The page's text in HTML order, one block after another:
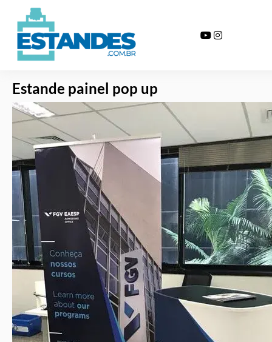
Estande painel pop up
Home >>Serviços >>Estande painel popup
Estande painel pop up